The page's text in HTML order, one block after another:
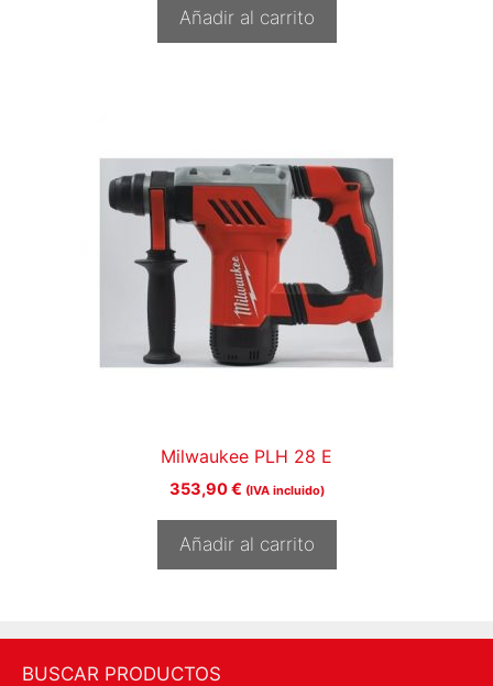
Añadir al carrito
Milwaukee PLH 28 E
353,90€ (IVA incluido)
Añadir al carrito
BUSCAR PRODUCTOS